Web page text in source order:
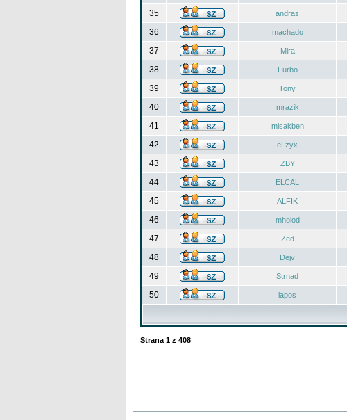
35
andras
36
machado
37
Mira
38
Furbo
39
Tony
40
mrazik
41
misakben
42
eLzyx
43
ZBY
44
ELCAL
45
ALFIK
46
mholod
47
Zed
48
Dejv
49
Strnad
50
lapos
Strana 1 z 408